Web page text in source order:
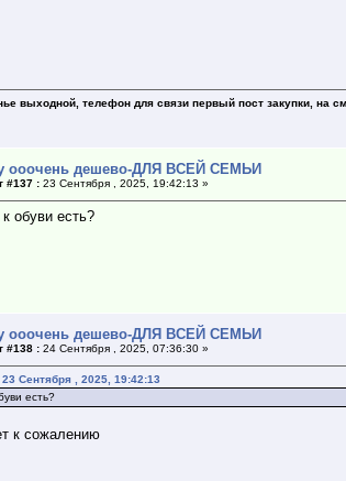
выходной, телефон для связи первый пост закупки, на
ооочень дешево-ДЛЯ ВСЕЙ СЕМЬИ
#137 : 23 Сентября , 2025, 19:42:13 »
обуви есть?
ооочень дешево-ДЛЯ ВСЕЙ СЕМЬИ
#138 : 24 Сентября , 2025, 07:36:30 »
Сентября , 2025, 19:42:13
есть?
к сожалению